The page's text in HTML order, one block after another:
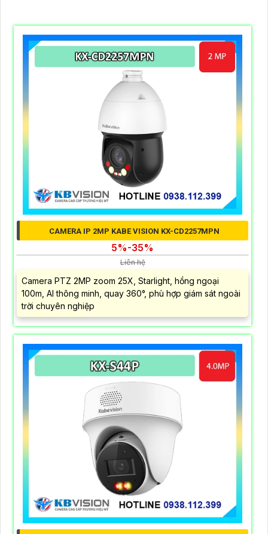
CAMERA IP 2MP KABE VISION KX-CD2257MPN
5%-35%
Liên hệ
Camera PTZ 2MP zoom 25X, Starlight, hồng ngoại
100m, AI thông minh, quay 360°, phù hợp giám sát ngoài
trời chuyên nghiệp